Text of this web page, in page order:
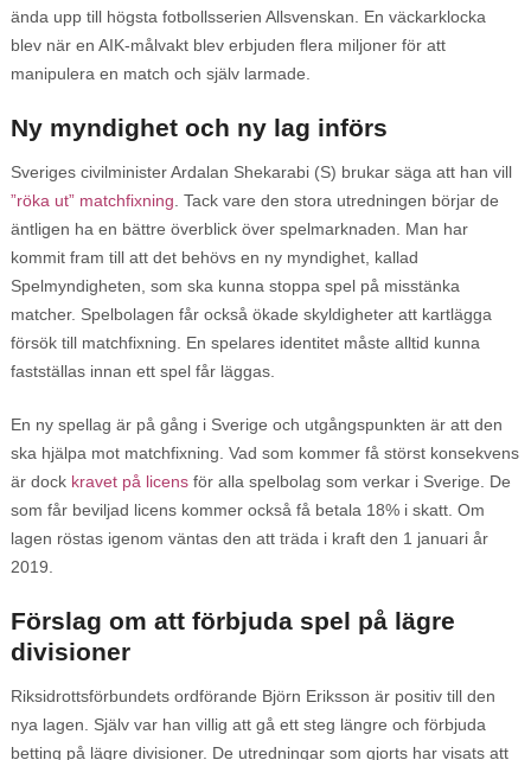
ända upp till högsta fotbollsserien Allsvenskan. En väckarklocka
blev när en AIK-målvakt blev erbjuden flera miljoner för att
manipulera en match och själv larmade.
Ny myndighet och ny lag införs
Sveriges civilminister Ardalan Shekarabi (S) brukar säga att han vill
”röka ut” matchfixning. Tack vare den stora utredningen börjar de
äntligen ha en bättre överblick över spelmarknaden. Man har
kommit fram till att det behövs en ny myndighet, kallad
Spelmyndigheten, som ska kunna stoppa spel på misstänka
matcher. Spelbolagen får också ökade skyldigheter att kartlägga
försök till matchfixning. En spelares identitet måste alltid kunna
fastställas innan ett spel får läggas.
En ny spellag är på gång i Sverige och utgångspunkten är att den
ska hjälpa mot matchfixning. Vad som kommer få störst konsekvens
är dock kravet på licensför alla spelbolag som verkar i Sverige. De
som får beviljad licens kommer också få betala 18% i skatt. Om
lagen röstas igenom väntas den att träda i kraft den 1 januari år
2019.
Förslag om att förbjuda spel på lägre
divisioner
Riksidrottsförbundets ordförande Björn Eriksson är positiv till den
nya lagen. Själv var han villig att gå ett steg längre och förbjuda
betting på lägre divisioner. De utredningar som gjorts har visats att